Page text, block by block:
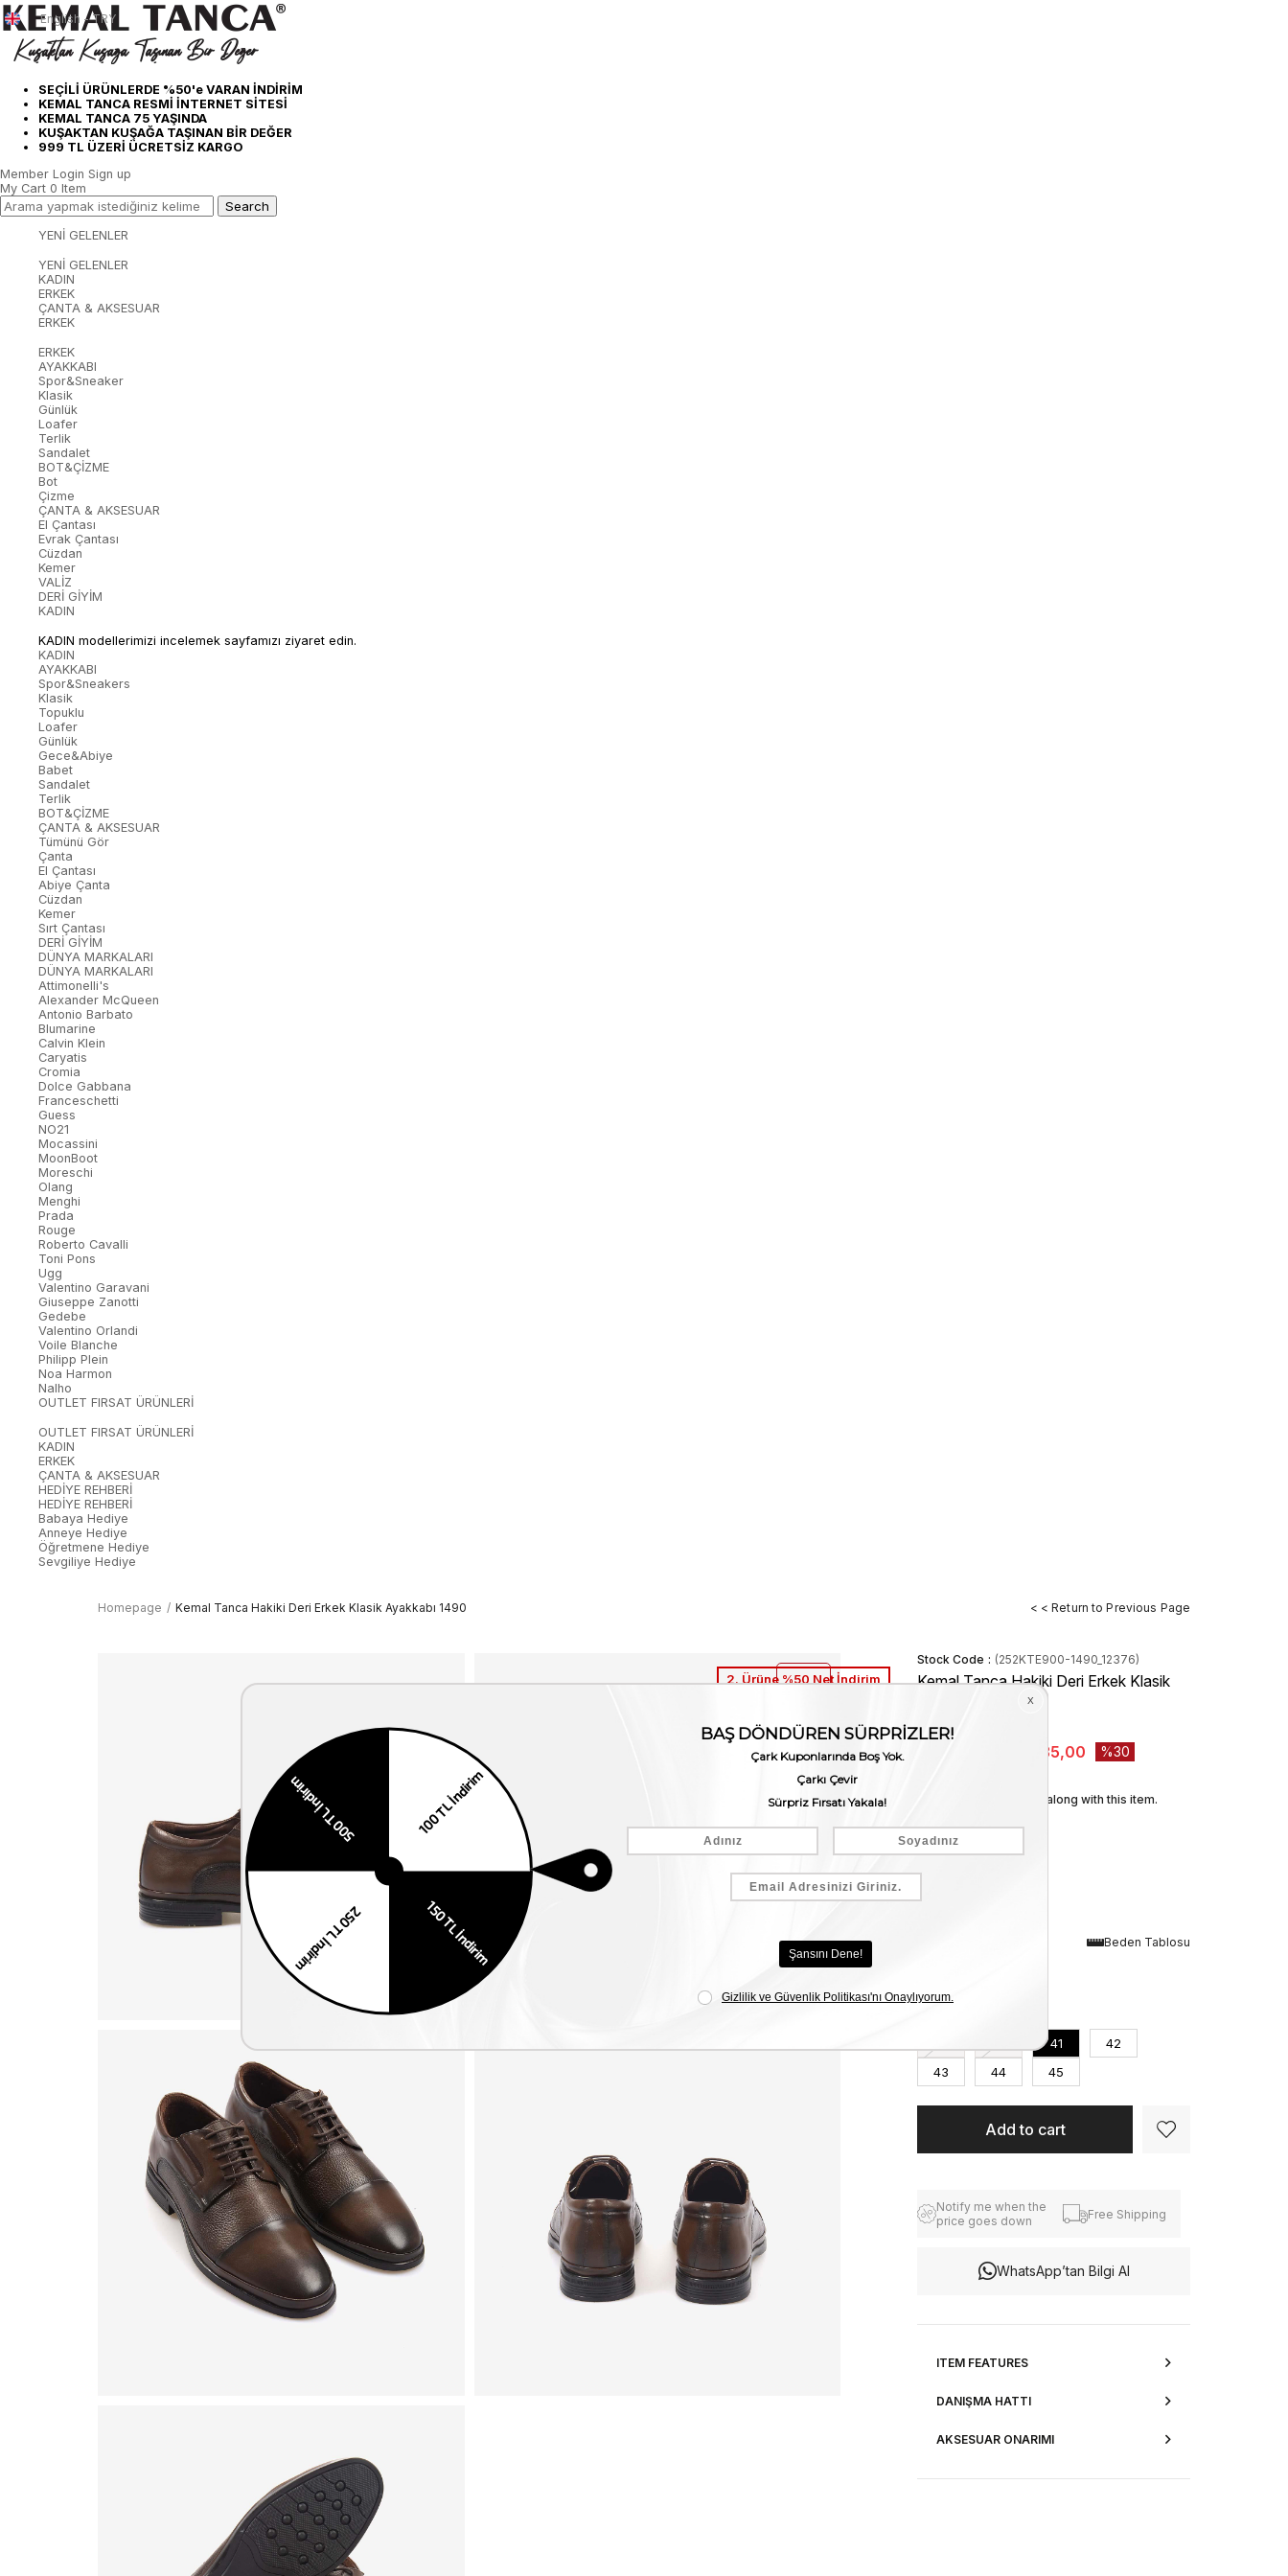
SEÇİLİ ÜRÜNLERDE %50'e VARAN İNDİRİM
KEMAL TANCA RESMİ İNTERNET SİTESİ
KEMAL TANCA 75 YAŞINDA
KUŞAKTAN KUŞAĞA TAŞINAN BİR DEĞER
999 TL ÜZERİ ÜCRETSİZ KARGO
English - TRY
Member Login Sign up
My Cart 0 Item
YENİ GELENLER
YENİ GELENLER
KADIN
ERKEK
ÇANTA & AKSESUAR
ERKEK
ERKEK
AYAKKABI
Spor&Sneaker
Klasik
Günlük
Loafer
Terlik
Sandalet
BOT&ÇİZME
Bot
Çizme
ÇANTA & AKSESUAR
El Çantası
Evrak Çantası
Cüzdan
Kemer
VALİZ
DERİ GİYİM
KADIN
KADIN modellerimizi incelemek sayfamızı ziyaret edin.
KADIN
AYAKKABI
Spor&Sneakers
Klasik
Topuklu
Loafer
Günlük
Gece&Abiye
Babet
Sandalet
Terlik
BOT&ÇİZME
ÇANTA & AKSESUAR
Tümünü Gör
Çanta
El Çantası
Abiye Çanta
Cüzdan
Kemer
Sırt Çantası
DERİ GİYİM
DÜNYA MARKALARI
DÜNYA MARKALARI
Attimonelli's
Alexander McQueen
Antonio Barbato
Blumarine
Calvin Klein
Caryatis
Cromia
Dolce Gabbana
Franceschetti
Guess
NO21
Mocassini
MoonBoot
Moreschi
Olang
Menghi
Prada
Rouge
Roberto Cavalli
Toni Pons
Ugg
Valentino Garavani
Giuseppe Zanotti
Gedebe
Valentino Orlandi
Voile Blanche
Philipp Plein
Noa Harmon
Nalho
OUTLET FIRSAT ÜRÜNLERİ
OUTLET FIRSAT ÜRÜNLERİ
KADIN
ERKEK
ÇANTA & AKSESUAR
HEDİYE REHBERİ
HEDİYE REHBERİ
Babaya Hediye
Anneye Hediye
Öğretmene Hediye
Sevgiliye Hediye
Homepage Kemal Tanca Hakiki Deri Erkek Klasik Ayakkabı 1490 < < Return to Previous Page
2. Ürüne %50 Net İndirim
Stock Code (252KTE900-1490_12376)
Kemal Tanca Hakiki Deri Erkek Klasik
Stock Amount
₺6.335,00 30
We recommend these along with this item.
Beden Tablosu
41
42
43
44 45
Notify me when the
price goes down
Free Shipping
WhatsApp’tan Bilgi Al
ITEM FEATURES
DANIŞMA HATTI
AKSESUAR ONARIMI